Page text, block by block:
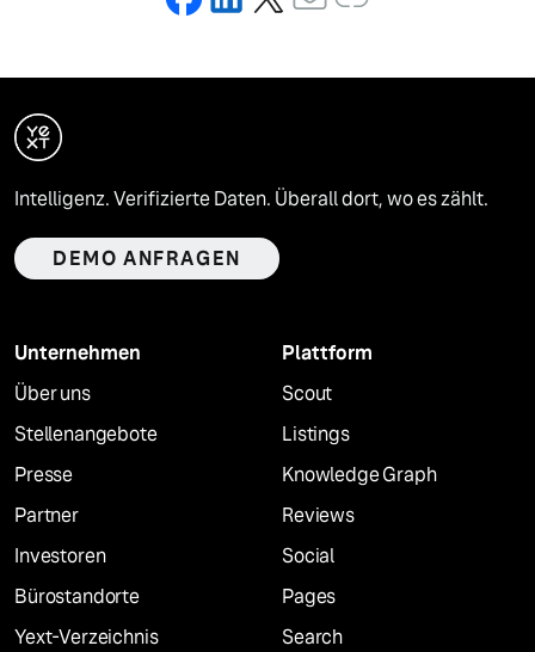
Intelligenz. Verifizierte Daten. Überall dort, wo es zählt.
DEMO ANFRAGEN
Unternehmen
Über uns
Stellenangebote
Presse
Partner
Investoren
Bürostandorte
Yext-Verzeichnis
Plattform
Scout
Listings
Knowledge Graph
Reviews
Social
Pages
Search